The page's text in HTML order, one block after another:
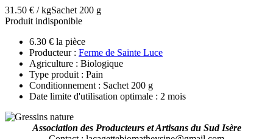
31.50 € / kgSachet 200 g
Produit indisponible
6.30 € la pièce
Producteur : Ferme de Sainte Luce
Agriculture : Biologique
Type produit : Pain
Conditionnement : Sachet 200 g
Date limite d'utilisation optimale : 2 mois
Association des Producteurs et Artisans du Sud Isère